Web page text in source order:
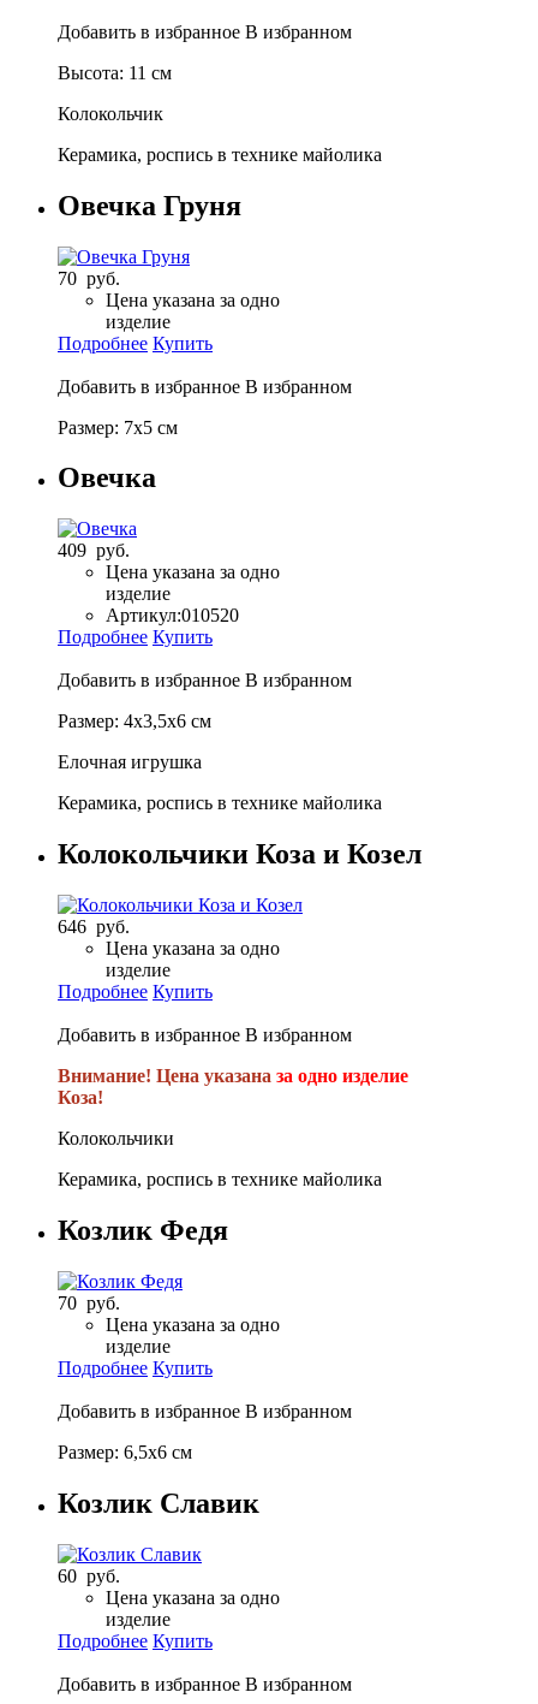
Добавить в избранное В избранном
Высота: 11 см
Колокольчик
Керамика, роспись в технике майолика
Овечка Груня
70 руб.
Цена указана за одно
изделие
Подробнее Купить
Добавить в избранное В избранном
Размер: 7х5 см
Овечка
409 руб.
Цена указана за одно
изделие
Артикул:010520
Подробнее Купить
Добавить в избранное В избранном
Размер: 4х3,5х6 см
Елочная игрушка
Керамика, роспись в технике майолика
Колокольчики Коза и Козел
646 руб.
Цена указана за одно
изделие
Подробнее Купить
Добавить в избранное В избранном
Внимание! Цена указана за одно изделие
Коза!
Колокольчики
Керамика, роспись в технике майолика
Козлик Федя
70 руб.
Цена указана за одно
изделие
Подробнее Купить
Добавить в избранное В избранном
Размер: 6,5х6 см
Козлик Славик
60 руб.
Цена указана за одно
изделие
Подробнее Купить
Добавить в избранное В избранном